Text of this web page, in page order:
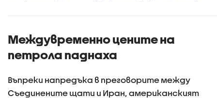
сили в Йемен
Междувременно цените на
петрола паднаха
Въпреки напредъка в преговорите между
Съединените щати и Иран, американският